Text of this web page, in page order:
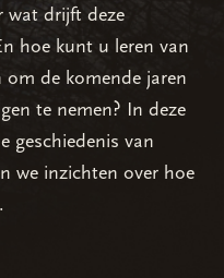
wat drijft deze
hoe kunt u leren van
de komende jaren
te nemen? In deze
geschiedenis van
we inzichten over hoe